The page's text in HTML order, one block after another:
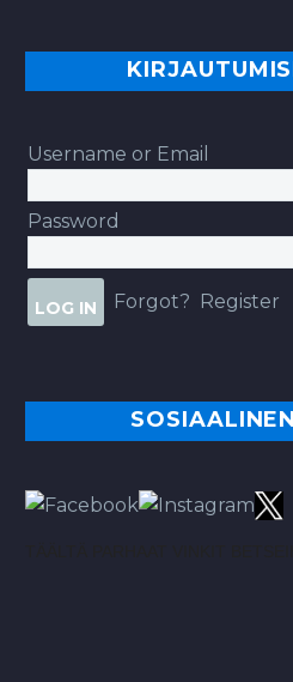
Username or Email
Password
Forgot? Register